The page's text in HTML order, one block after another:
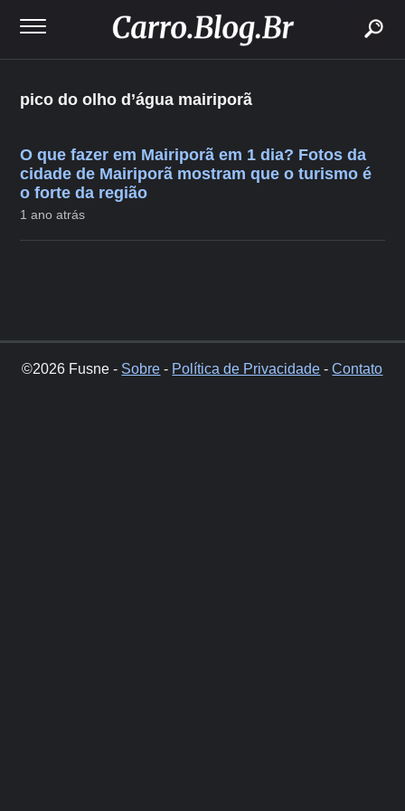
pico do olho d’água mairiporã
O que fazer em Mairiporã em 1 dia? Fotos da
cidade de Mairiporã mostram que o turismo é
o forte da região
1 ano atrás
©2026 Fusne - Sobre - Política de Privacidade -Contato